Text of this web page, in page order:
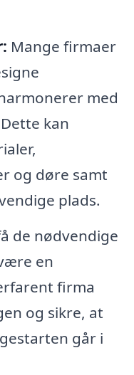
Mange firmaer
med
kan
og døre samt
plads.
de nødvendige
en
firma
og sikre, at
går i